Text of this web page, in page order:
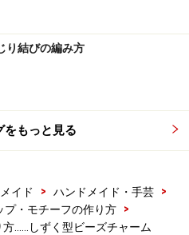
り結びの編み方
をもっと見る
イド > ハンドメイド・手芸
>
プ・モチーフの作り方
>
……しずく型ビーズチャーム